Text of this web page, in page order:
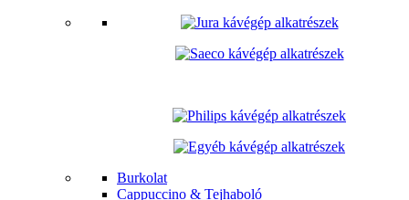
Burkolat
Cappuccino & Tejhaboló